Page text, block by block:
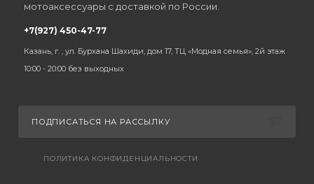
мотоаксессуары с доставкой по России.
+7(927) 450-47-77
Казань, г. , ул. Бурхана Шахиди, дом 17, ТЦ «Модная семья», 2й этаж
10:00 - 20:00 без выходных
ПОДПИСАТЬСЯ НА РАССЫЛКУ
ПОЛИТИКА КОНФИДЕНЦИАЛЬНОСТИ